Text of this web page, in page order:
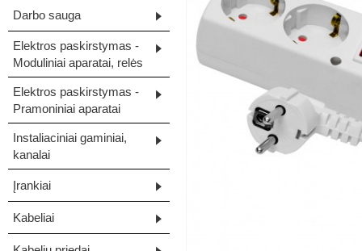
Darbo sauga
Elektros paskirstymas -
Moduliniai aparatai, relės
Elektros paskirstymas -
Pramoniniai aparatai
Instaliaciniai gaminiai,
kanalai
Įrankiai
Kabeliai